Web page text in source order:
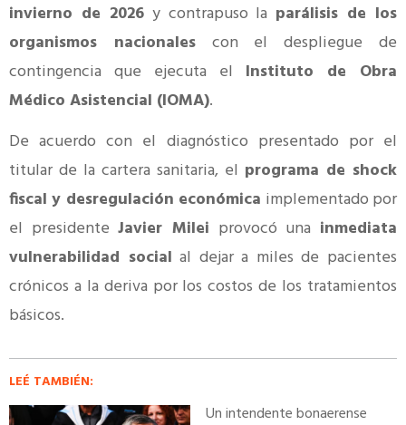
invierno de 2026y contrapuso la parálisis de los
organismos nacionalescon el despliegue de
contingencia que ejecuta el Instituto de Obra
Médico Asistencial (IOMA).
De acuerdo con el diagnóstico presentado por el
titular de la cartera sanitaria, el programa de shock
fiscal y desregulación económica implementado por
el presidenteJavier Milei provocó una inmediata
vulnerabilidad social al dejar a miles de pacientes
crónicos a la deriva por los costos de los tratamientos
básicos.
LEÉ TAMBIÉN:
Un intendente bonaerense